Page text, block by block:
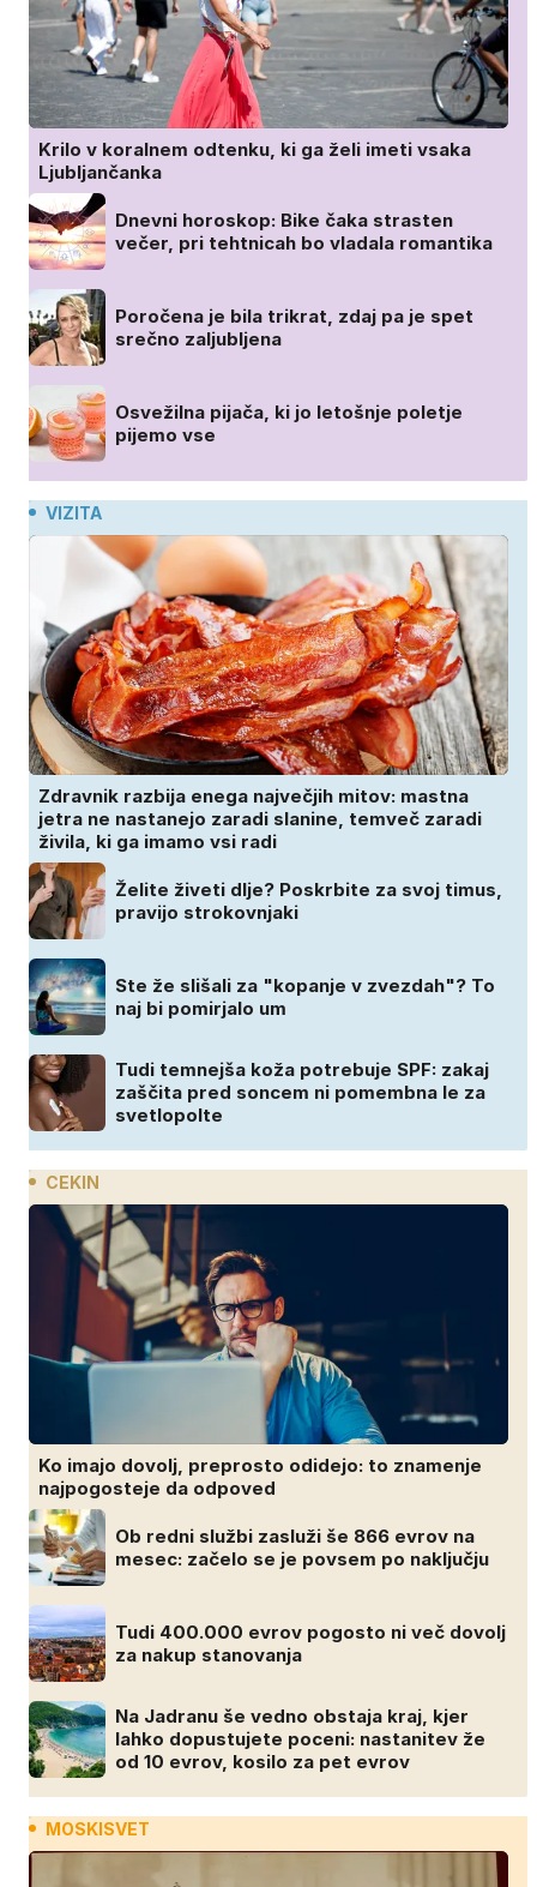
Krilo v koralnem odtenku, ki ga želi imeti vsaka
Ljubljančanka
Dnevni horoskop: Bike čaka strasten
večer, pri tehtnicah bo vladala romantika
Poročena je bila trikrat, zdaj pa je spet
srečno zaljubljena
Osvežilna pijača, ki jo letošnje poletje
pijemo vse
VIZITA
Zdravnik razbija enega največjih mitov: mastna
jetra ne nastanejo zaradi slanine, temveč zaradi
živila, ki ga imamo vsi radi
Želite živeti dlje? Poskrbite za svoj timus,
pravijo strokovnjaki
Ste že slišali za "kopanje v zvezdah"? To
naj bi pomirjalo um
Tudi temnejša koža potrebuje SPF: zakaj
zaščita pred soncem ni pomembna le za
svetlopolte
CEKIN
Ko imajo dovolj, preprosto odidejo: to znamenje
najpogosteje da odpoved
Ob redni službi zasluži še 866 evrov na
mesec: začelo se je povsem po naključju
Tudi 400.000 evrov pogosto ni več dovolj
za nakup stanovanja
Na Jadranu še vedno obstaja kraj, kjer
lahko dopustujete poceni: nastanitev že
od 10 evrov, kosilo za pet evrov
MOSKISVET